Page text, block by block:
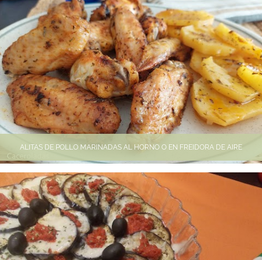
ALITAS DE POLLO MARINADAS AL HORNO O EN FREIDORA DE AIRE